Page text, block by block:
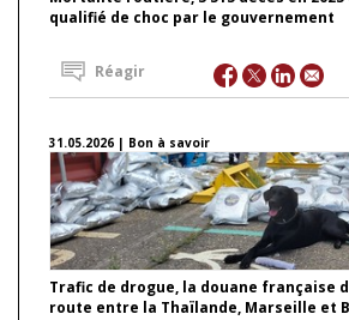
qualifié de choc par le gouvernement
Réagir
31.05.2026 | Bon à savoir
Trafic de drogue, la douane française
route entre la Thaïlande, Marseille et